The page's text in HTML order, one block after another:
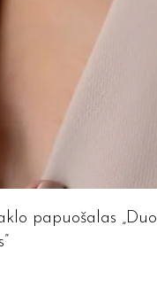
papuošalas „Duo